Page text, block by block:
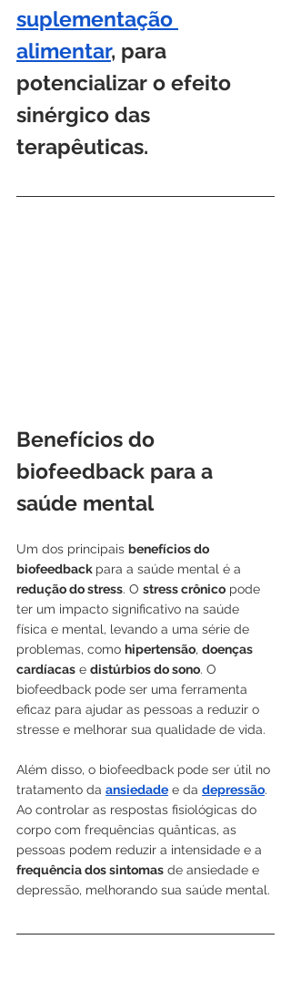
suplementação
alimentar, para
potencializar o efeito
sinérgico das
terapêuticas.
Benefícios do
biofeedback para a
saúde mental
Um dos principais benefícios do
biofeedback para a saúde mental é a
redução do stress. O stress crônico pode
ter um impacto significativo na saúde
física e mental, levando a uma série de
problemas, como hipertensão, doenças
cardíacas e distúrbios do sono. O
biofeedback pode ser uma ferramenta
eficaz para ajudar as pessoas a reduzir o
stresse e melhorar sua qualidade de vida.
Além disso, o biofeedback pode ser útil no
tratamento da ansiedade e da depressão.
Ao controlar as respostas fisiológicas do
corpo com frequências quânticas, as
pessoas podem reduzir a intensidade e a
frequência dos sintomas de ansiedade e
depressão, melhorando sua saúde mental.